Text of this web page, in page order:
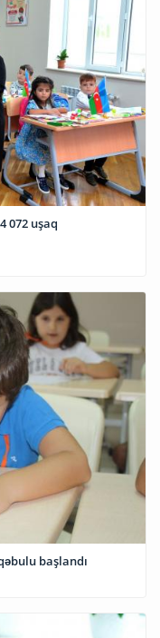
072 uşaq
başlandı